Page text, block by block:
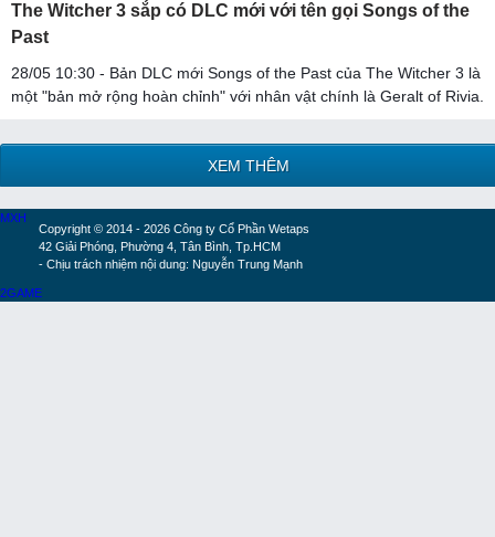
The Witcher 3 sắp có DLC mới với tên gọi Songs of the
Past
28/05 10:30 - Bản DLC mới Songs of the Past của The Witcher 3 là
một "bản mở rộng hoàn chỉnh" với nhân vật chính là Geralt of Rivia.
XEM THÊM
Copyright © 2014 - 2026 Công ty Cổ Phần Wetaps
42 Giải Phóng, Phường 4, Tân Bình, Tp.HCM
- Chịu trách nhiệm nội dung: Nguyễn Trung Mạnh
MXH
2GAME